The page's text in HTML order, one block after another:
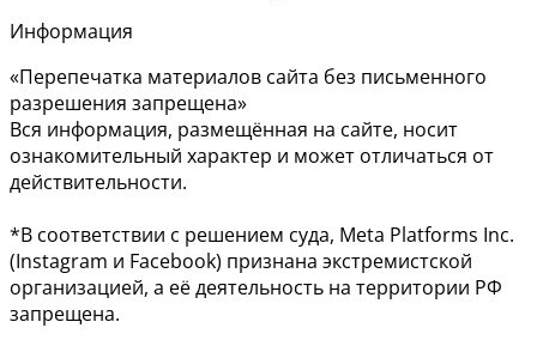
Информация
«Перепечатка материалов сайта без письменного
разрешения запрещена»
Вся информация, размещённая на сайте, носит
ознакомительный характер и может отличаться от
действительности.
*В соответствии с решением суда, Meta Platforms Inc.
(Instagram и Facebook) признана экстремистской
организацией, а её деятельность на территории РФ
запрещена.